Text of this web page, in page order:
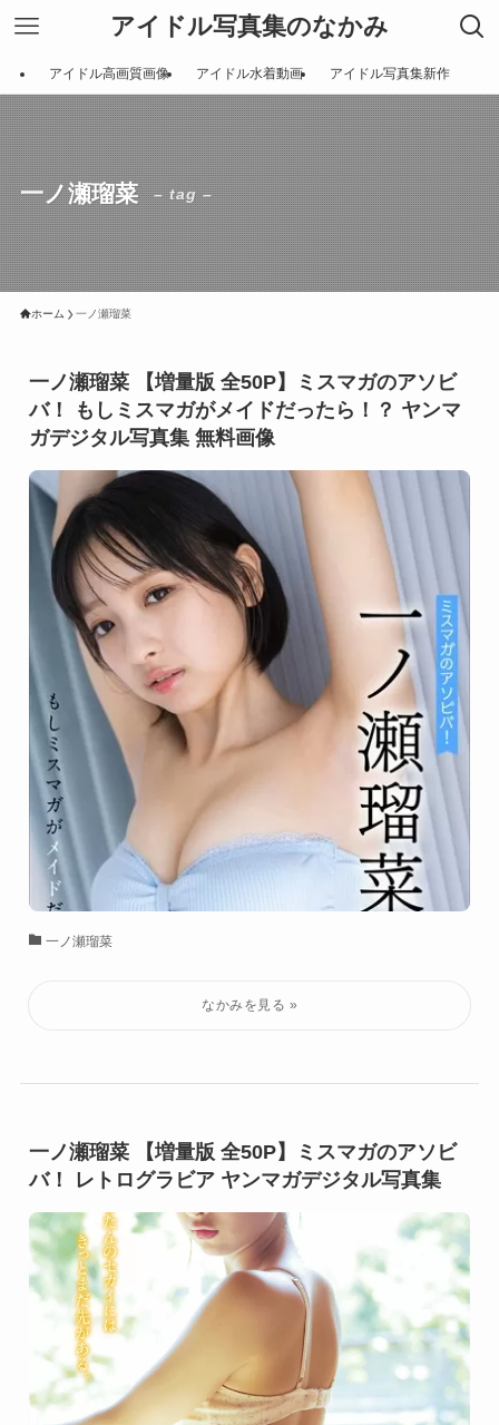
アイドル写真集のなかみ
アイドル高画質画像 アイドル水着動画 アイドル写真集新作
一ノ瀬瑠菜 – tag –
ホーム 一ノ瀬瑠菜
一ノ瀬瑠菜 【増量版 全50P】ミスマガのアソビ
バ！ もしミスマガがメイドだったら！？ ヤンマ
ガデジタル写真集 無料画像
一ノ瀬瑠菜
一ノ瀬瑠菜 【増量版 全50P】ミスマガのアソビ
バ！ レトログラビア ヤンマガデジタル写真集